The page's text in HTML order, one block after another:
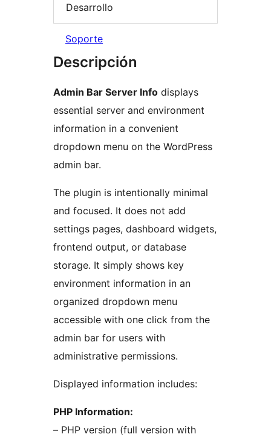
Desarrollo
Soporte
Descripción
Admin Bar Server Info displays
essential server and environment
information in a convenient
dropdown menu on the WordPress
admin bar.
The plugin is intentionally minimal
and focused. It does not add
settings pages, dashboard widgets,
frontend output, or database
storage. It simply shows key
environment information in an
organized dropdown menu
accessible with one click from the
admin bar for users with
administrative permissions.
Displayed information includes:
PHP Information:
– PHP version (full version with